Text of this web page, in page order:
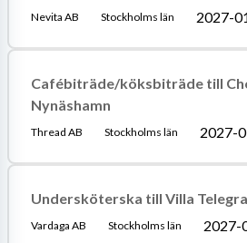
Nevita AB Stockholms län 2027-
Cafébiträde/köksbiträde till
Nynäshamn
Thread AB Stockholms län 2027-
Undersköterska till Villa
Vardaga AB Stockholms län 2027-